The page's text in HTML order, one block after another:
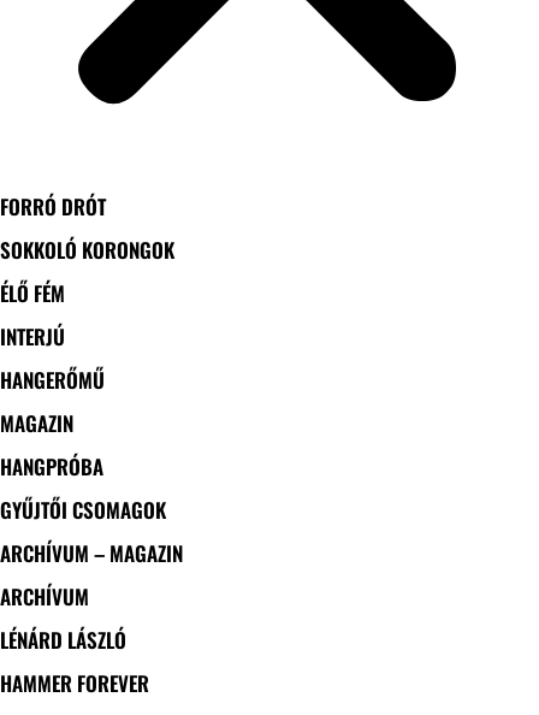
FORRÓ DRÓT
SOKKOLÓ KORONGOK
ÉLŐ FÉM
INTERJÚ
HANGERŐMŰ
MAGAZIN
HANGPRÓBA
GYŰJTŐI CSOMAGOK
ARCHÍVUM – MAGAZIN
ARCHÍVUM
LÉNÁRD LÁSZLÓ
HAMMER FOREVER